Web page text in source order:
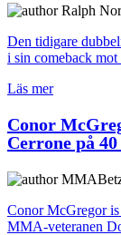
Ralph
Den tidigare
i sin comeback
Läs mer
Conor
Cerrone på
Conor McGregor
MMA-veteranen